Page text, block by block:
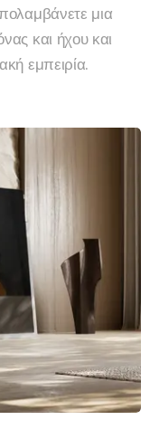
μια
και ήχου και
εμπειρία.